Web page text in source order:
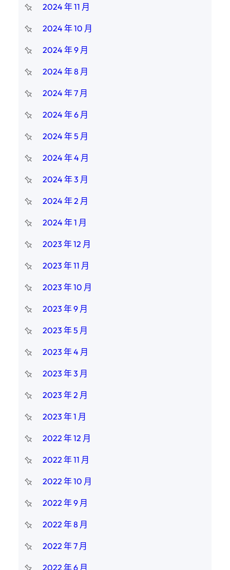
2024 年 11 月
2024 年 10 月
2024 年 9 月
2024 年 8 月
2024 年 7 月
2024 年 6 月
2024 年 5 月
2024 年 4 月
2024 年 3 月
2024 年 2 月
2024 年 1 月
2023 年 12 月
2023 年 11 月
2023 年 10 月
2023 年 9 月
2023 年 5 月
2023 年 4 月
2023 年 3 月
2023 年 2 月
2023 年 1 月
2022 年 12 月
2022 年 11 月
2022 年 10 月
2022 年 9 月
2022 年 8 月
2022 年 7 月
2022 年 6 月